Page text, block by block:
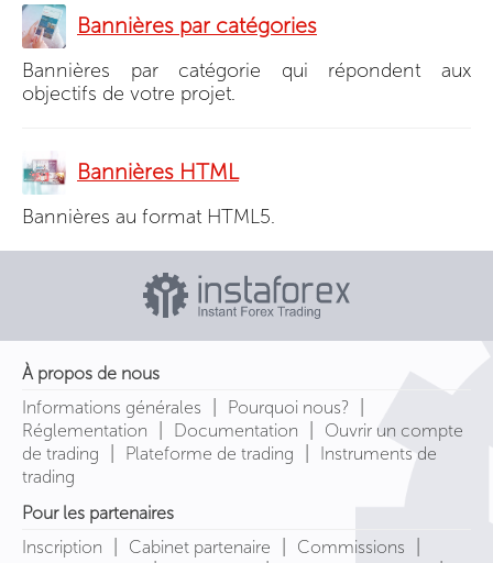
Bannières par catégories
Bannières par catégorie qui répondent aux
objectifs de votre projet.
Bannières HTML
Bannières au format HTML5.
À propos de nous
Informations générales
| Pourquoi nous? |
Réglementation | Documentation |
Ouvrir un compte
de trading
| Plateforme de trading |
Instruments de
trading
Pour les partenaires
Inscription
| Cabinet partenaire | Commissions |